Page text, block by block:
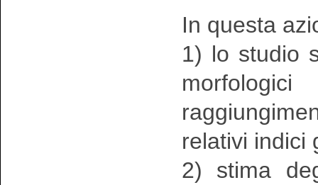
In questa
1) lo studio
relativi indici
2) stima